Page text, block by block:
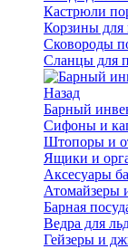
Кастрюли
Корзины для
Сковороды
Сланцы для
Назад
Барный
Сифоны и
Штопоры и
Ящики и
Аксесуары
Атомайзеры
Барная
Ведра для
Гейзеры и